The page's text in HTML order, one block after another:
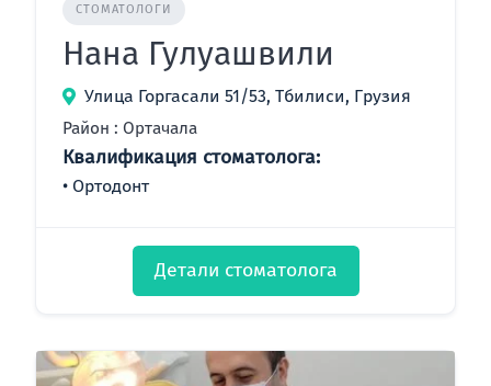
СТОМАТОЛОГИ
Нана Гулуашвили
Улица Горгасали 51/53, Тбилиси, Грузия
Район : Ортачала
Квалификация стоматолога:
Ортодонт
Детали стоматолога